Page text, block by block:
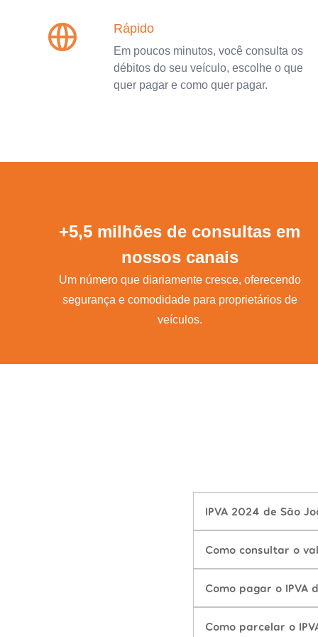
Rápido
Em poucos minutos, você consulta os
débitos do seu veículo, escolhe o que
quer pagar e como quer pagar.
+5,5 milhões de consultas em
nossos canais
Um número que diariamente cresce, oferecendo
segurança e comodidade para proprietários de
veículos.
IPVA 2024 de São
Como consultar o
Como pagar o IPVA
Como parcelar o